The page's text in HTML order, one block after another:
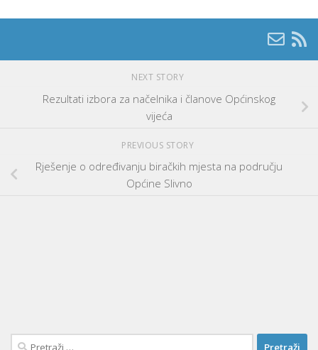
NEXT STORY
Rezultati izbora za načelnika i članove Općinskog
vijeća
PREVIOUS STORY
Rješenje o određivanju biračkih mjesta na području
Općine Slivno
Pretraži: